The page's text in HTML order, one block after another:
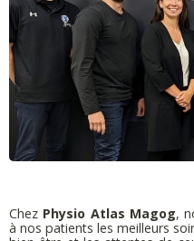
Chez Physio Atlas Magog,
à nos patients les meilleurs